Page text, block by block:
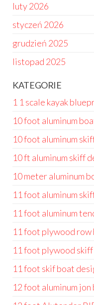
luty 2026
styczeń 2026
grudzień 2025
listopad 2025
KATEGORIE
1 1 scale kayak
10 foot aluminum
10 foot aluminum
10 ft aluminum skiff
10 meter aluminum
11 foot aluminum
11 foot aluminum
11 foot plywood row
11 foot plywood skiff
11 foot skif boat
12 foot aluminum jon